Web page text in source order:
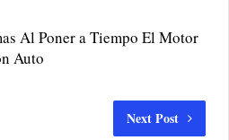
Al Poner a Tiempo El Motor
Auto
Next Post